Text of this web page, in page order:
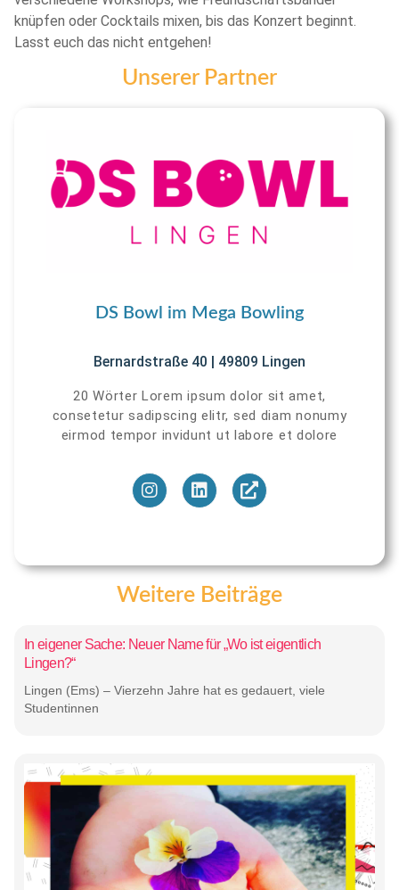
knüpfen oder Cocktails mixen, bis das Konzert beginnt.
Lasst euch das nicht entgehen!
Unserer Partner
DS Bowl im Mega Bowling
Bernardstraße 40 | 49809 Lingen
20 Wörter Lorem ipsum dolor sit amet,
consetetur sadipscing elitr, sed diam nonumy
eirmod tempor invidunt ut labore et dolore
Weitere Beiträge
In eigener Sache: Neuer Name für „Wo ist eigentlich
Lingen?“
Lingen (Ems) – Vierzehn Jahre hat es gedauert, viele
Studentinnen